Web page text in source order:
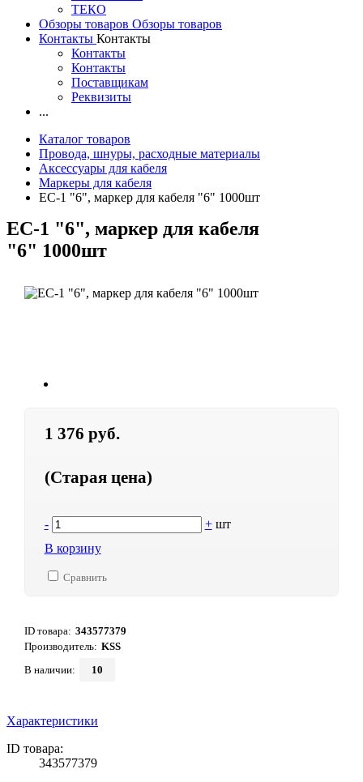
ТЕКО
Обзоры товаров Обзоры товаров
Контакты Контакты
Контакты
Контакты
Поставщикам
Реквизиты
...
Каталог товаров
Провода, шнуры, расходные материалы
Аксессуары для кабеля
Маркеры для кабеля
EC-1 "6", маркер для кабеля "6" 1000шт
EC-1 "6", маркер для кабеля
"6" 1000шт
1 376 руб.
(Старая цена)
- + шт
В корзину
Сравнить
ID товара: 343577379
Производитель: KSS
В наличии:
10
Характеристики
ID товара:
343577379